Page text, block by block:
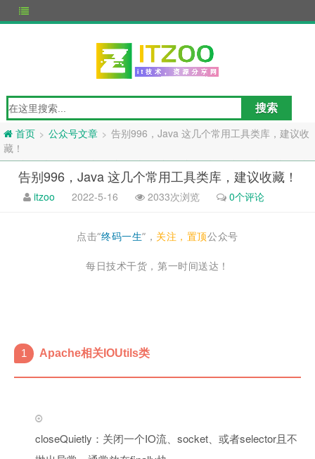
首页 > 公众号文章 > 告别996，Java 这几个常用工具类库，建议收
藏！
告别996，Java 这几个常用工具类库，建议收藏！
itzoo 2022-5-16 2033次浏览 0个评论
点击“终码一生”， 关注，置顶公众号
每日技术干货，第一时间送达！
1 Apache相关IOUtils类
closeQuietly：关闭一个IO流、socket、或者selector且不